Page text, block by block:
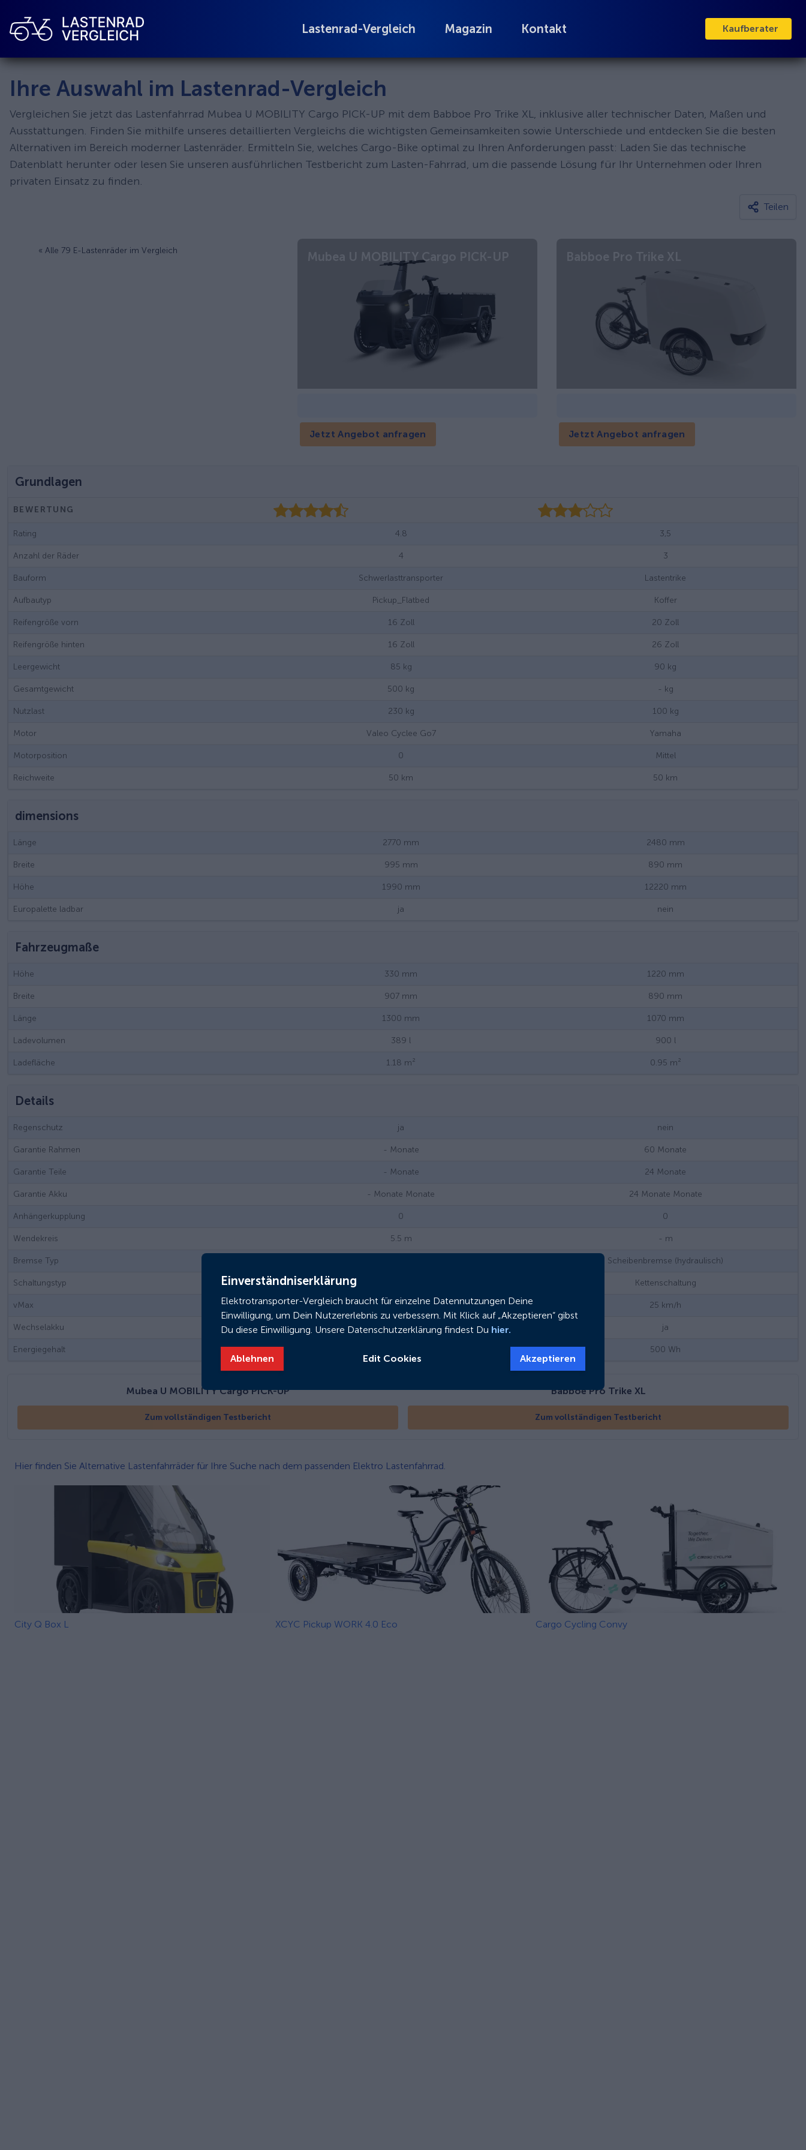
Lastenrad-Vergleich Magazin Kontakt Kaufberater
Ihre Auswahl im Lastenrad-Vergleich
Vergleichen Sie jetzt das Lastenfahrrad Mubea U MOBILITY Cargo PICK-UP mit dem Babboe Pro Trike XL, inklusive aller technischer Daten, Maßen und
Ausstattungen. Finden Sie mithilfe unseres detaillierten Vergleichs die wichtigsten Gemeinsamkeiten sowie Unterschiede und entdecken Sie die besten
Alternativen im Bereich moderner Lastenräder. Ermitteln Sie, welches Cargo-Bike optimal zu Ihren Anforderungen passt: Laden Sie das technische
Datenblatt herunter oder lesen Sie unseren ausführlichen Testbericht zum Lasten-Fahrrad, um die passende Lösung für Ihr Unternehmen oder Ihren
privaten Einsatz zu finden.
Teilen
« Alle 79 E-Lastenräder im Vergleich Mubea U MOBILITY Cargo PICK-UP
Jetzt Angebot anfragen Jetzt Angebot anfragen
Grundlagen
BEWERTUNG
Rating 4.8 3,5
Anzahl der Räder 4 3
Bauform Schwerlasttransporter Lastentrike
Aufbautyp Pickup_Flatbed Koffer
Reifengröße vorn 16 Zoll 20 Zoll
Reifengröße hinten 16 Zoll 26 Zoll
Leergewicht 85 kg 90 kg
Gesamtgewicht 500 kg - kg
Nutzlast 230 kg 100 kg
Motor Valeo Cyclee Go7 Yamaha
Motorposition 0 Mittel
Reichweite 50 km 50 km
dimensions
Länge 2770 mm 2480 mm
Breite 995 mm 890 mm
Höhe 1990 mm 12220 mm
Europalette ladbar ja nein
Fahrzeugmaße
Höhe 330 mm 1220 mm
Breite 907 mm 890 mm
Länge 1300 mm 1070 mm
Ladevolumen 389 l 900 l
Ladefläche 1.18 m² 0.95 m²
Details
Regenschutz ja nein
Garantie Rahmen - Monate 60 Monate
Garantie Teile - Monate 24 Monate
Garantie Akku - Monate Monate 24 Monate Monate
Anhängerkupplung 0 0
Wendekreis 5.5 m - m
Bremse Typ Scheibenbremse (hydraulisch)
Schaltungstyp Kettenschaltung
vMax 25 km/h 25 km/h
Wechselakku ja ja
Energiegehalt 500 Wh
Mubea U MOBILITY Cargo PICK-UP
Zum vollständigen Testbericht
Babboe Pro Trike XL
Zum vollständigen Testbericht
Hier finden Sie Alternative Lastenfahrräder für Ihre Suche nach dem passenden Elektro Lastenfahrrad.
City Q Box L XCYC Pickup WORK 4.0 Eco Cargo Cycling Convy
Einverständniserklärung
Elektrotransporter-Vergleich braucht für einzelne Datennutzungen Deine
Einwilligung, um Dein Nutzererlebnis zu verbessern. Mit Klick auf „Akzeptieren“ gibst
Du diese Einwilligung. Unsere Datenschutzerklärung findest Du hier.
Ablehnen Edit Cookies Akzeptieren